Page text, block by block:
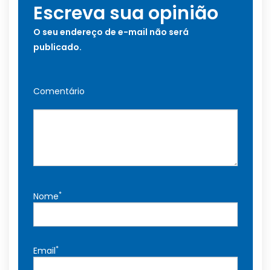
Escreva sua opinião
O seu endereço de e-mail não será
publicado.
Comentário
Nome*
Email*